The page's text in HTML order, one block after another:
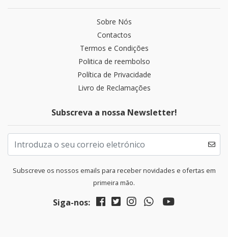
Sobre Nós
Contactos
Termos e Condições
Politica de reembolso
Política de Privacidade
Livro de Reclamações
Subscreva a nossa Newsletter!
Subscreve os nossos emails para receber novidades e ofertas em
primeira mão.
Siga-nos: